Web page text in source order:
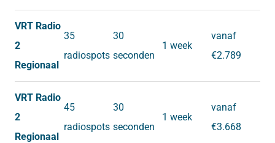
VRT Radio
2
Regionaal
35
radiospots
30
seconden
1 week
vanaf
€2.789
VRT Radio
2
Regionaal
45
radiospots
30
seconden
1 week
vanaf
€3.668